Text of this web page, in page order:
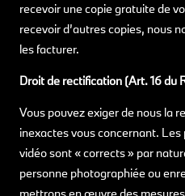
recevoir une copie gratuite de
recevoir d’autres copies, nous
les facturer.
Droit de rectification (Art. 16 du
Vous pouvez exiger de nous la
inexactes vous concernant.
vidéo sont « corrects » par
personne photographiée ou